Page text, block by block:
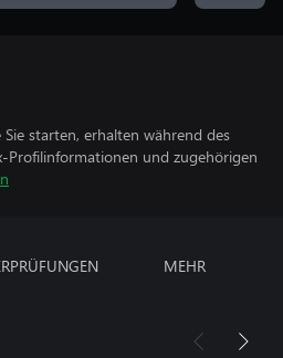
starten, erhalten während des
Profilinformationen und zugehörigen
MEHR